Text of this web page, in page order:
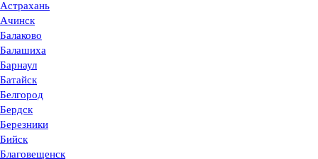
Астрахань
Ачинск
Балаково
Балашиха
Барнаул
Батайск
Белгород
Бердск
Березники
Бийск
Благовещенск